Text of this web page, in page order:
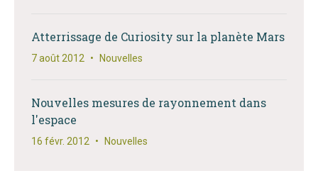
Atterrissage de Curiosity sur la planète Mars
7 août 2012 • Nouvelles
Nouvelles mesures de rayonnement dans
l'espace
16 févr. 2012 • Nouvelles